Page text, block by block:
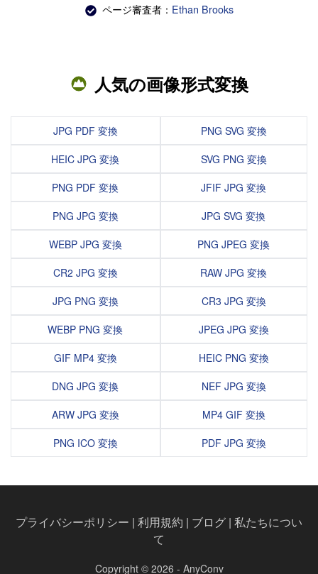
ページ審査者： Ethan Brooks
人気の画像形式変換
JPG PDF 変換
HEIC JPG 変換
PNG PDF 変換
PNG JPG 変換
WEBP JPG 変換
CR2 JPG 変換
JPG PNG 変換
WEBP PNG 変換
GIF MP4 変換
DNG JPG 変換
ARW JPG 変換
PNG ICO 変換
PNG SVG 変換
SVG PNG 変換
JFIF JPG 変換
JPG SVG 変換
PNG JPEG 変換
RAW JPG 変換
CR3 JPG 変換
JPEG JPG 変換
HEIC PNG 変換
NEF JPG 変換
MP4 GIF 変換
PDF JPG 変換
プライバシーポリシー | 利用規約 | ブログ | 私たちについ
て
Copyright © 2026 - AnyConv